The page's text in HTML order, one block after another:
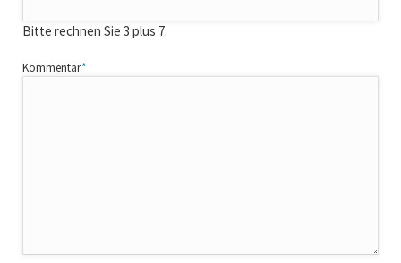
Bitte rechnen Sie 3 plus 7.
Pflichtfeld
Kommentar*